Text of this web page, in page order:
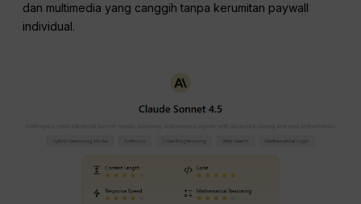
dan multimedia yang canggih tanpa kerumitan paywall
individual.